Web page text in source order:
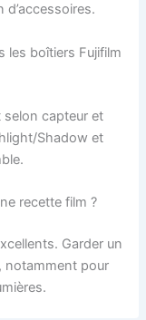
d’accessoires.
les boîtiers Fujifilm
selon capteur et
Shadow et
recette film ?
Garder un
notamment pour